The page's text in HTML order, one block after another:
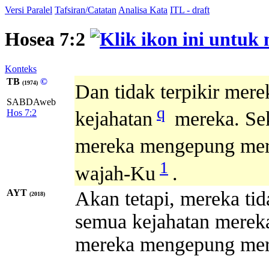
Versi Paralel Tafsiran/Catatan Analisa Kata ITL - draft
Hosea 7:2
Konteks
TB (1974) ©
SABDAweb
Hos 7:2
Dan tidak terpikir
kejahatan q mereka.
mereka mengepung
wajah-Ku 1 .
AYT (2018)
Akan tetapi, mereka
semua kejahatan
mereka mengepung